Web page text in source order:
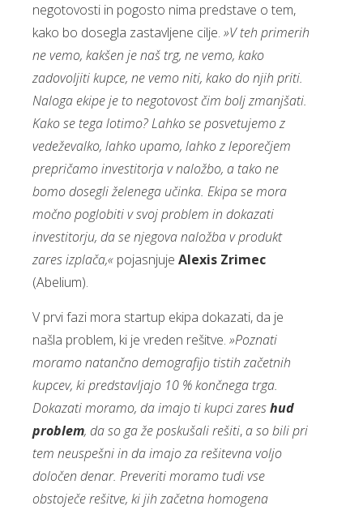
negotovosti in pogosto nima predstave o tem,
kako bo dosegla zastavljene cilje. »V teh primerih
ne vemo, kakšen je naš trg, ne vemo, kako
zadovoljiti kupce, ne vemo niti, kako do njih priti.
Naloga ekipe je to negotovost čim bolj zmanjšati.
Kako se tega lotimo? Lahko se posvetujemo z
vedeževalko, lahko upamo, lahko z leporečjem
prepričamo investitorja v naložbo, a tako ne
bomo dosegli želenega učinka. Ekipa se mora
močno poglobiti v svoj problem in dokazati
investitorju, da se njegova naložba v produkt
zares izplača,« pojasnjuje Alexis Zrimec
(Abelium).
V prvi fazi mora startup ekipa dokazati, da je
našla problem, ki je vreden rešitve. »Poznati
moramo natančno demografijo tistih začetnih
kupcev, ki predstavljajo 10 % končnega trga.
Dokazati moramo, da imajo ti kupci zareshud
problem, da so gaže poskušali rešiti,a so bili pri
tem neuspešni in da imajo za rešitevna voljo
določen denar. Preveriti moramo tudi vse
obstoječe rešitve, ki jih začetna homogena